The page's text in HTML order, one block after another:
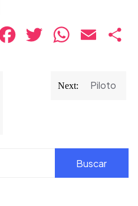
Facebook
Twitter WhatsApp
Email
Next: Piloto